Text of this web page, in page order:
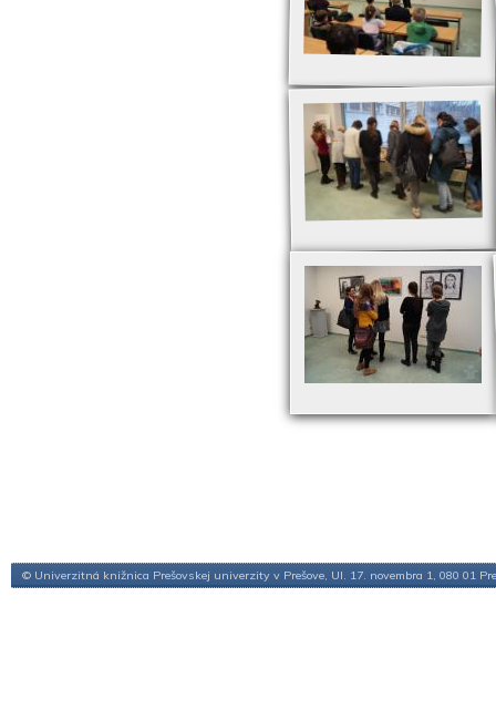
© Univerzitná knižnica Prešovskej univerzity v Prešove, Ul. 17. novembra 1, 080 01